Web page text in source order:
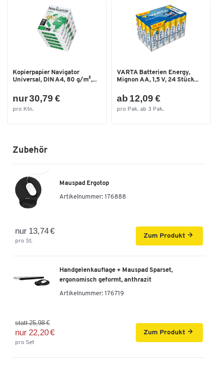
Kopierpapier Navigator
Universal, DIN A4, 80 g/m²,...
nur 30,79 €
pro Ktn.
VARTA Batterien Energy,
Mignon AA, 1,5 V, 24 Stück...
ab 12,09 €
pro Pak. ab 3 Pak.
Zubehör
Mauspad Ergotop
Artikelnummer: 176888
nur 13,74 €
pro St.
Zum Produkt
Handgelenkauflage + Mauspad Sparset,
ergonomisch geformt, anthrazit
Artikelnummer: 176719
statt 25,98 €
nur 22,20 €
pro Set
Zum Produkt
Zum Zoomen doppeltippen